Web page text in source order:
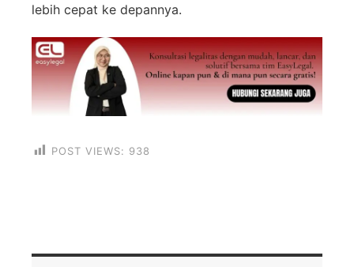
lebih cepat ke depannya.
POST VIEWS: 938